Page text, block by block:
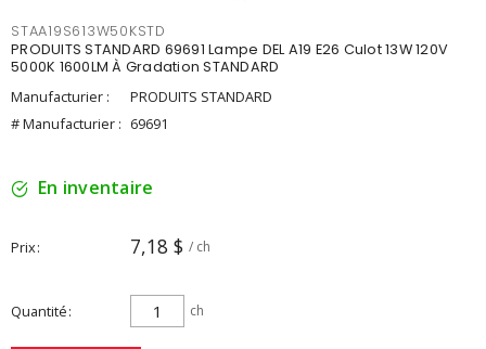
STAA19S613W50KSTD
PRODUITS STANDARD 69691 Lampe DEL A19 E26 Culot 13W 120V
5000K 1600LM À Gradation STANDARD
Manufacturier :
PRODUITS STANDARD
# Manufacturier : 69691
En inventaire
Prix 7,18 $ / ch
Quantité ch